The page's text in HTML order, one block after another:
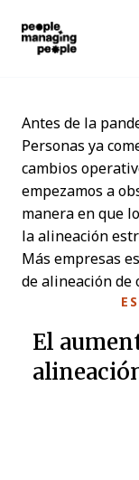
El
Antes de la
Personas ya
cambios
empezamos a
manera en que
la alineación
Más empresas
de alineación de